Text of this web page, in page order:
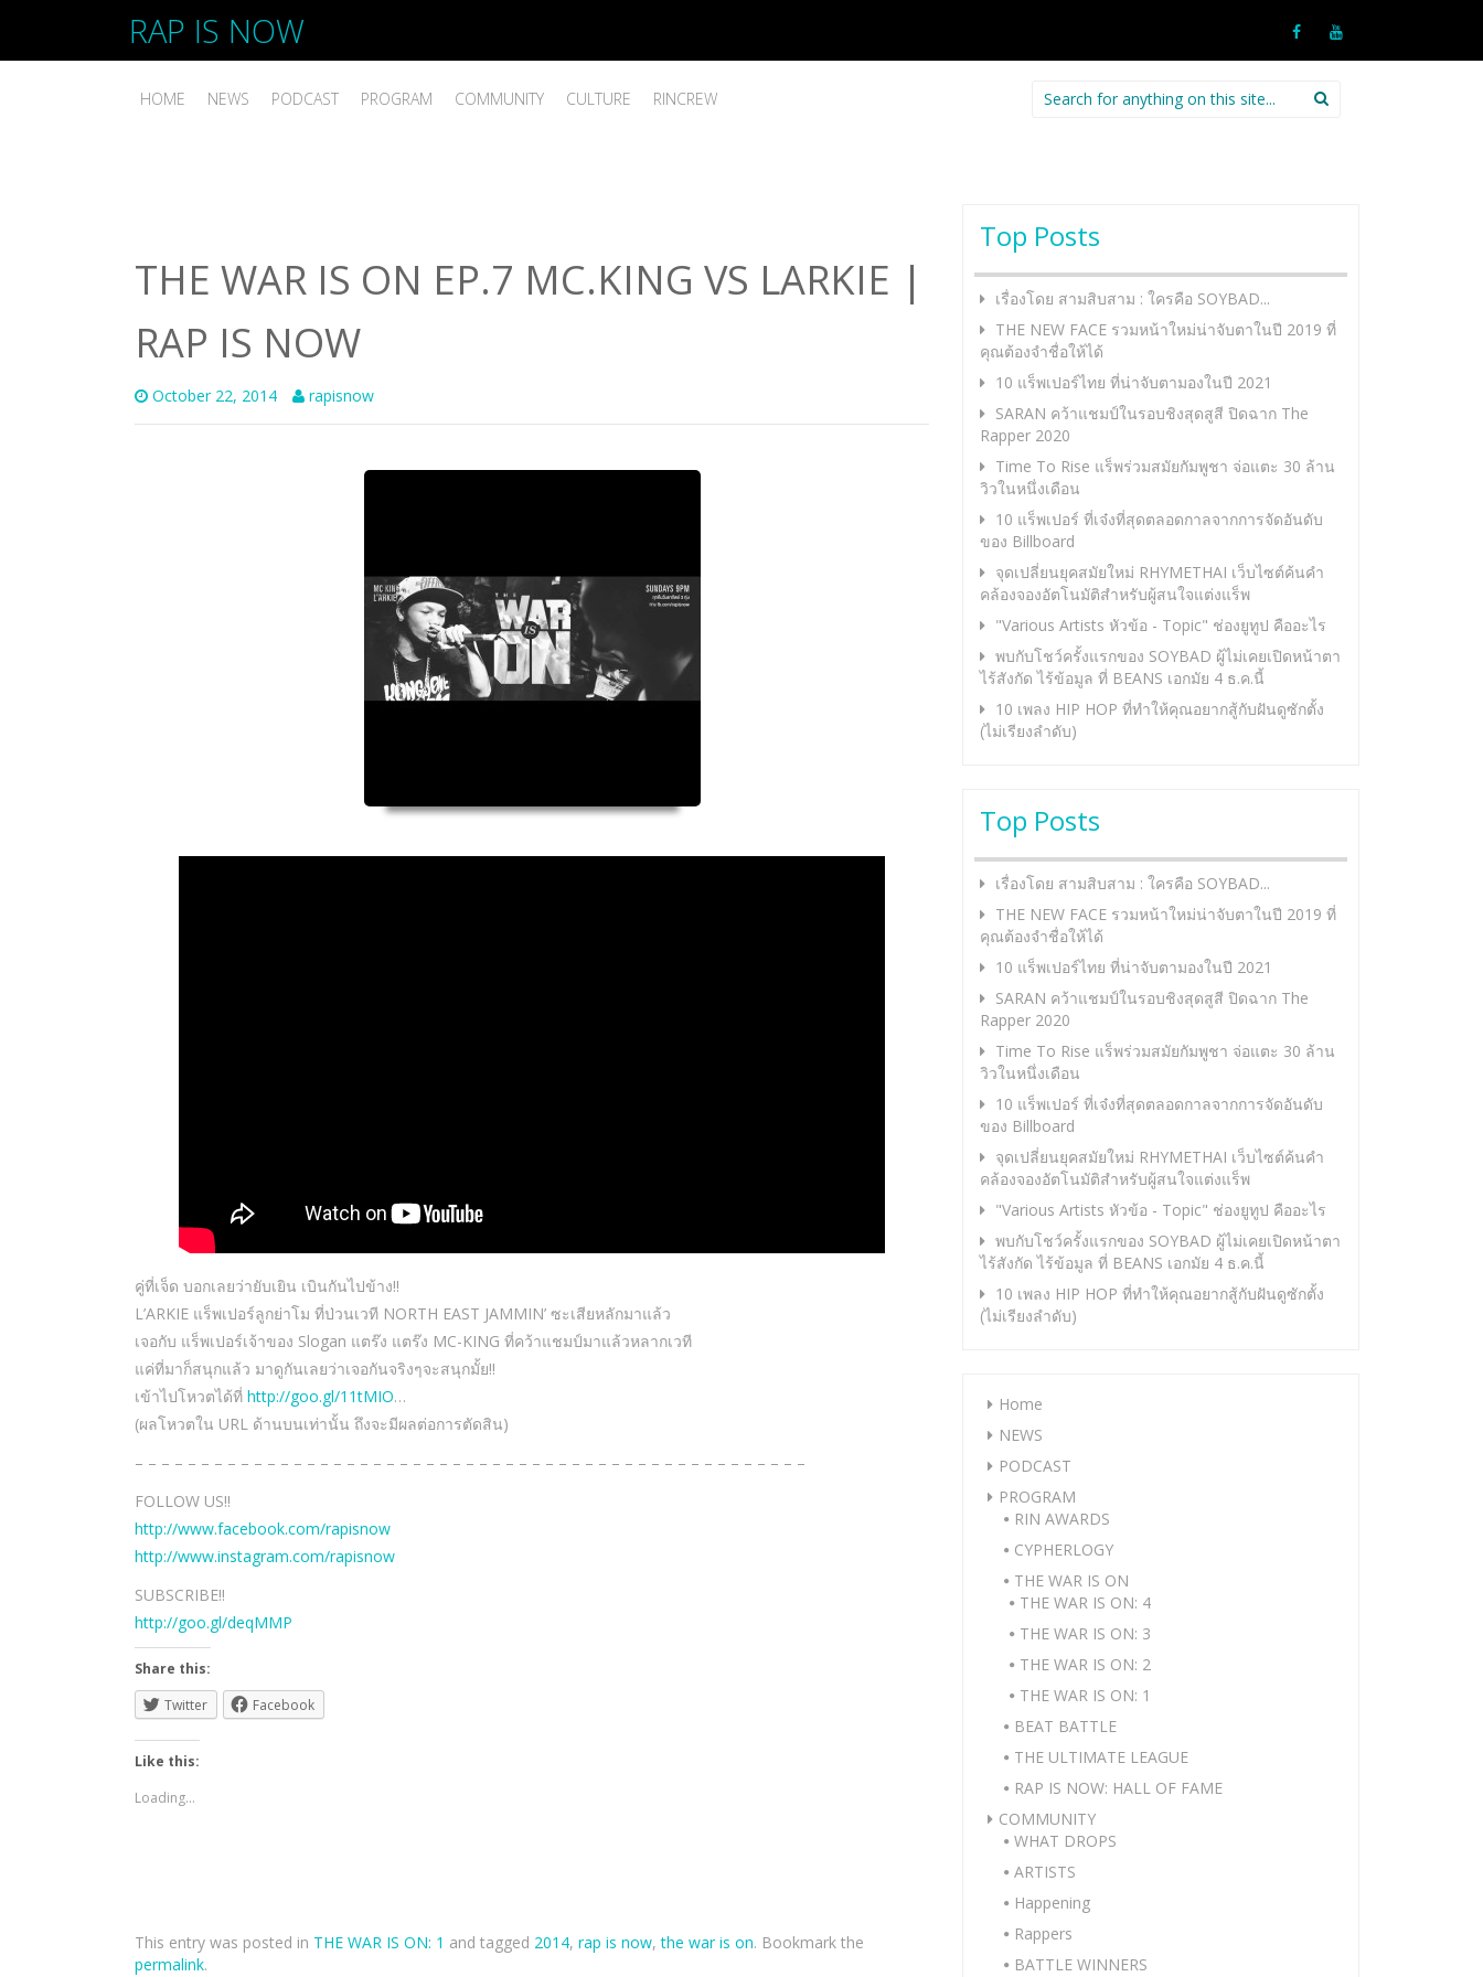
RAP IS NOW
HOME NEWS PODCAST PROGRAM COMMUNITY CULTURE RINCREW
Search
for:
THE WAR IS ON EP.7 MC.KING VS LARKIE |
RAP IS NOW
October 22, 2014 rapisnow
คู่ที่เจ็ด บอกเลยว่ายับเยิน เบินกันไปข้าง!!
L’ARKIE แร็พเปอร์ลูกย่าโม ที่ป่วนเวที NORTH EAST JAMMIN’ ซะเสียหลักมาแล้ว
เจอกับ แร็พเปอร์เจ้าของ Slogan แตร๊ง แตร๊ง MC-KING ที่คว้าแชมป์มาแล้วหลากเวที
แค่ที่มาก็สนุกแล้ว มาดูกันเลยว่าเจอกันจริงๆจะสนุกมั้ย!!
เข้าไปโหวตได้ที่ http://goo.gl/11tMIO…
(ผลโหวตใน URL ด้านบนเท่านั้น ถึงจะมีผลต่อการตัดสิน)
– – – – – – – – – – – – – – – – – – – – – – – – – – – – – – – – – – – – – – – – – – – – – – – – – – –
FOLLOW US!!
http://www.facebook.com/rapisnow
http://www.instagram.com/rapisnow
SUBSCRIBE!!
http://goo.gl/deqMMP
Share this:
Twitter
Facebook
Like this:
Loading...
This entry was posted in THE WAR IS ON: 1 and tagged 2014, rap is now,the war is on. Bookmark the
permalink.
Top Posts
เรื่องโดย สามสิบสาม : ใครคือ SOYBAD...
THE NEW FACE รวมหน้าใหม่น่าจับตาในปี 2019 ที่
คุณต้องจำชื่อให้ได้
10 แร็พเปอร์ไทย ที่น่าจับตามองในปี 2021
SARAN คว้าแชมป์ในรอบชิงสุดสูสี ปิดฉาก The
Rapper 2020
Time To Rise แร็พร่วมสมัยกัมพูชา จ่อแตะ 30 ล้าน
วิวในหนึ่งเดือน
10 แร็พเปอร์ ที่เจ๋งที่สุดตลอดกาลจากการจัดอันดับ
ของ Billboard
จุดเปลี่ยนยุคสมัยใหม่ RHYMETHAI เว็บไซต์ค้นคำ
คล้องจองอัตโนมัติสำหรับผู้สนใจแต่งแร็พ
"Various Artists หัวข้อ - Topic" ช่องยูทูป คืออะไร
พบกับโชว์ครั้งแรกของ SOYBAD ผู้ไม่เคยเปิดหน้าตา
ไร้สังกัด ไร้ข้อมูล ที่ BEANS เอกมัย 4 ธ.ค.นี้
10 เพลง HIP HOP ที่ทำให้คุณอยากสู้กับฝันดูซักตั้ง
(ไม่เรียงลำดับ)
Top Posts
เรื่องโดย สามสิบสาม : ใครคือ SOYBAD...
THE NEW FACE รวมหน้าใหม่น่าจับตาในปี 2019 ที่
คุณต้องจำชื่อให้ได้
10 แร็พเปอร์ไทย ที่น่าจับตามองในปี 2021
SARAN คว้าแชมป์ในรอบชิงสุดสูสี ปิดฉาก The
Rapper 2020
Time To Rise แร็พร่วมสมัยกัมพูชา จ่อแตะ 30 ล้าน
วิวในหนึ่งเดือน
10 แร็พเปอร์ ที่เจ๋งที่สุดตลอดกาลจากการจัดอันดับ
ของ Billboard
จุดเปลี่ยนยุคสมัยใหม่ RHYMETHAI เว็บไซต์ค้นคำ
คล้องจองอัตโนมัติสำหรับผู้สนใจแต่งแร็พ
"Various Artists หัวข้อ - Topic" ช่องยูทูป คืออะไร
พบกับโชว์ครั้งแรกของ SOYBAD ผู้ไม่เคยเปิดหน้าตา
ไร้สังกัด ไร้ข้อมูล ที่ BEANS เอกมัย 4 ธ.ค.นี้
10 เพลง HIP HOP ที่ทำให้คุณอยากสู้กับฝันดูซักตั้ง
(ไม่เรียงลำดับ)
Home
NEWS
PODCAST
PROGRAM
RIN AWARDS
CYPHERLOGY
THE WAR IS ON
THE WAR IS ON: 4
THE WAR IS ON: 3
THE WAR IS ON: 2
THE WAR IS ON: 1
BEAT BATTLE
THE ULTIMATE LEAGUE
RAP IS NOW: HALL OF FAME
COMMUNITY
WHAT DROPS
ARTISTS
Happening
Rappers
BATTLE WINNERS